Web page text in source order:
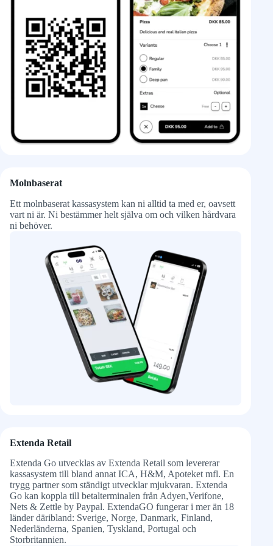
Molnbaserat
Ett molnbaserat kassasystem kan ni alltid ta med er, oavsett
vart ni är. Ni bestämmer helt själva om och vilken hårdvara
ni behöver.
Extenda Retail
Extenda Go utvecklas av Extenda Retail som levererar
kassasystem till bland annat ICA, H&M, Apoteket mfl. En
trygg partner som ständigt utvecklar mjukvaran. Extenda
Go kan koppla till betalterminalen från Adyen,Verifone,
Nets & Zettle by Paypal. ExtendaGO fungerar i mer än 18
länder däribland: Sverige, Norge, Danmark, Finland,
Nederländerna, Spanien, Tyskland, Portugal och
Storbritannien.